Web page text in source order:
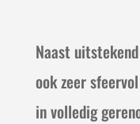
Naast
ook zeer
in volledig